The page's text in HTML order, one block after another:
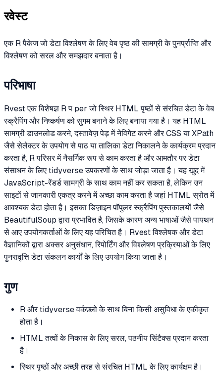
रवेस्ट
एक R पैकेज जो डेटा विश्लेषण के लिए वेब पृष्ठ की सामग्री के पुनर्प्राप्ति और
विश्लेषण को सरल और समझदार बनाता है।
परिभाषा
Rvest एक विशेषज्ञ R प per जो स्थिर HTML पृष्ठों से संरचित डेटा के वेब
स्क्रैपिंग और निष्कर्षण को सुगम बनाने के लिए बनाया गया है। यह HTML
सामग्री डाउनलोड करने, दस्तावेज़ पेड़ में नेविगेट करने और CSS या XPath
जैसे सेलेक्टर के उपयोग से पाठ या तालिका डेटा निकालने के कार्यक्रम प्रदान
करता है, R परिसर में नैसर्गिक रूप से काम करता है और आमतौर पर डेटा
संसाधन के लिए tidyverse उपकरणों के साथ जोड़ा जाता है। यह खुद में
JavaScript-रेंडर्ड सामग्री के साथ काम नहीं कर सकता है, लेकिन उन
साइटों से जानकारी एकत्र करने में अच्छा काम करता है जहां HTML स्रोत में
आवश्यक डेटा होता है। इसका डिज़ाइन पॉपुलर स्क्रैपिंग पुस्तकालयों जैसे
BeautifulSoup द्वारा प्रभावित है, जिसके कारण अन्य भाषाओं जैसे पायथन
से आए उपयोगकर्ताओं के लिए यह परिचित है। Rvest विश्लेषक और डेटा
वैज्ञानिकों द्वारा अक्सर अनुसंधान, रिपोर्टिंग और विश्लेषण प्रक्रियाओं के लिए
पुनरावृत्ति डेटा संकलन कार्यों के लिए उपयोग किया जाता है।
गुण
R और tidyverse वर्कफ़्लो के साथ बिना किसी असुविधा के एकीकृत
होता है।
HTML तत्वों के निकास के लिए सरल, पठनीय सिंटैक्स प्रदान करता
है।
स्थिर पृष्ठों और अच्छी तरह से संरचित HTML के लिए कार्यक्षम है।